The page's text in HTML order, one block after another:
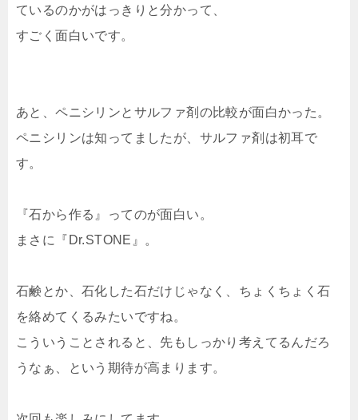
ているのかがはっきりと分かって、
すごく面白いです。
あと、ペニシリンとサルファ剤の比較が面白かった。
ペニシリンは知ってましたが、サルファ剤は初耳で
す。
『石から作る』ってのが面白い。
まさに『Dr.STONE』。
石鹸とか、石化した石だけじゃなく、ちょくちょく石
を絡めてくるみたいですね。
こういうことされると、先もしっかり考えてるんだろ
うなぁ、という期待が高まります。